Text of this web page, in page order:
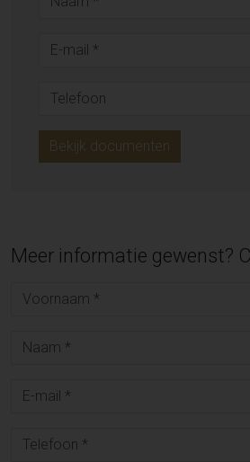
Bekijk documenten
Meer informatie gewenst?